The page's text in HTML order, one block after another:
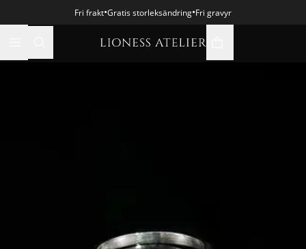
Fri frakt•Gratis storleksändring•Fri gravyr